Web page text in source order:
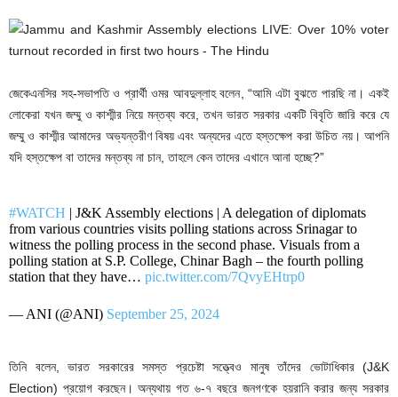
জেকেএনসির সহ-সভাপতি ও প্রার্থী ওমর আবদুল্লাহ বলেন, “আমি এটা বুঝতে পারছি না। একই
লোকেরা যখন জম্মু ও কাশ্মীর নিয়ে মন্তব্য করে, তখন ভারত সরকার একটি বিবৃতি জারি করে যে
জম্মু ও কাশ্মীর আমাদের অভ্যন্তরীণ বিষয় এবং অন্যদের এতে হস্তক্ষেপ করা উচিত নয়। আপনি
যদি হস্তক্ষেপ বা তাদের মন্তব্য না চান, তাহলে কেন তাদের এখানে আনা হচ্ছে?”
#WATCH | J&K Assembly elections | A delegation of diplomats
from various countries visits polling stations across Srinagar to
witness the polling process in the second phase. Visuals from a
polling station at S.P. College, Chinar Bagh – the fourth polling
station that they have… pic.twitter.com/7QvyEHtrp0
— ANI (@ANI) September 25, 2024
তিনি বলেন, ভারত সরকারের সমস্ত প্রচেষ্টা সত্ত্বেও মানুষ তাঁদের ভোটাধিকার (J&K
Election) প্রয়োগ করছেন। অন্যথায় গত ৬-৭ বছরে জনগণকে হয়রানি করার জন্য সরকার